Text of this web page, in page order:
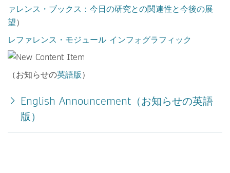
ァレンス・ブックス：今日の研究との関連性と今後の展
望）
レファレンス・モジュール インフォグラフィック
（お知らせの英語版）
English Announcement（お知らせの英語
版 ）